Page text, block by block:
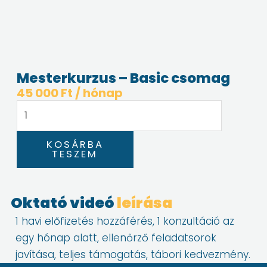
Mesterkurzus – Basic csomag
45 000Ft / hónap
csomag
mennyiség
KOSÁRBA
TESZEM
Oktató videóleírása
1 havi előfizetés hozzáférés, 1 konzultáció az
egy hónap alatt, ellenőrző feladatsorok
javítása, teljes támogatás, tábori kedvezmény.